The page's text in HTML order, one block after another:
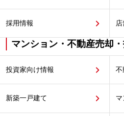
採用情報
マンション・不動産売却
投資家向け情報 不
新築一戸建て